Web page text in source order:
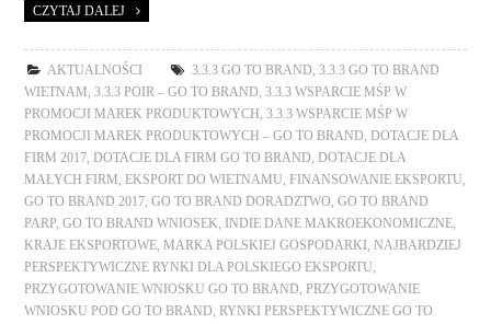
CZYTAJ DALEJ
AKTUALNOŚCI 3.3.3 GO TO BRAND ,3.3.3 GO TO BRAND
WIETNAM ,3.3.3 POIR – GO TO BRAND ,3.3.3 WSPARCIE MŚP W
PROMOCJI MAREK PRODUKTOWYCH ,3.3.3 WSPARCIE MŚP W
PROMOCJI MAREK PRODUKTOWYCH – GO TO BRAND ,DOTACJE DLA
FIRM 2017 ,DOTACJE DLA FIRM GO TO BRAND ,DOTACJE DLA
MAŁYCH FIRM ,EKSPORT DO WIETNAMU ,FINANSOWANIE EKSPORTU
GO TO BRAND 2017 ,GO TO BRAND DORADZTWO ,GO TO BRAND
PARP ,GO TO BRAND WNIOSEK INDIE DANE MAKROEKONOMICZNE
KRAJE EKSPORTOWE ,MARKA POLSKIEJ GOSPODARKI ,NAJBARDZIEJ
PERSPEKTYWICZNE RYNKI DLA POLSKIEGO EKSPORTU
PRZYGOTOWANIE WNIOSKU GO TO BRAND ,PRZYGOTOWANIE
WNIOSKU POD GO TO BRAND ,RYNKI PERSPEKTYWICZNE GO TO